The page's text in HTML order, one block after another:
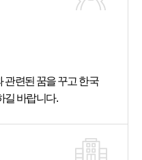
관련된 꿈을 꾸고 한국
길 바랍니다.